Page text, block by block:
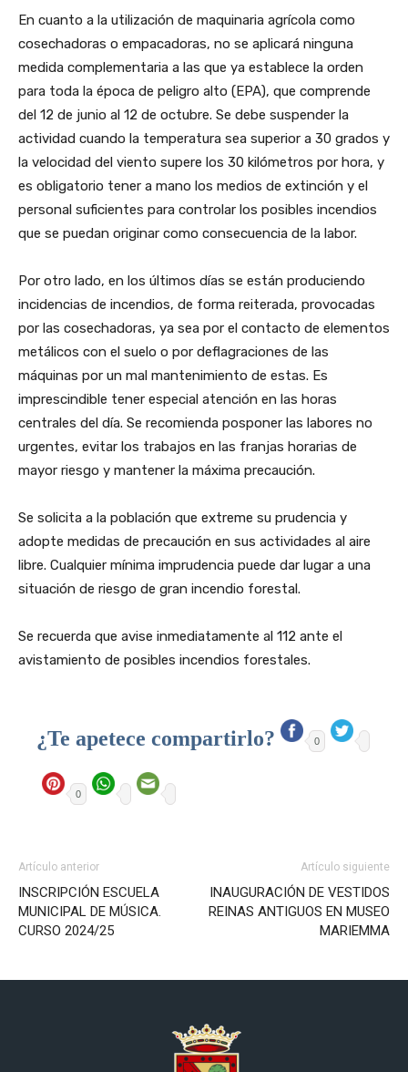
En cuanto a la utilización de maquinaria agrícola como
cosechadoras o empacadoras, no se aplicará ninguna
medida complementaria a las que ya establece la orden
para toda la época de peligro alto (EPA), que comprende
del 12 de junio al 12 de octubre. Se debe suspender la
actividad cuando la temperatura sea superior a 30 grados y
la velocidad del viento supere los 30 kilómetros por hora, y
es obligatorio tener a mano los medios de extinción y el
personal suficientes para controlar los posibles incendios
que se puedan originar como consecuencia de la labor.
Por otro lado, en los últimos días se están produciendo
incidencias de incendios, de forma reiterada, provocadas
por las cosechadoras, ya sea por el contacto de elementos
metálicos con el suelo o por deflagraciones de las
máquinas por un mal mantenimiento de estas. Es
imprescindible tener especial atención en las horas
centrales del día. Se recomienda posponer las labores no
urgentes, evitar los trabajos en las franjas horarias de
mayor riesgo y mantener la máxima precaución.
Se solicita a la población que extreme su prudencia y
adopte medidas de precaución en sus actividades al aire
libre. Cualquier mínima imprudencia puede dar lugar a una
situación de riesgo de gran incendio forestal.
Se recuerda que avise inmediatamente al 112 ante el
avistamiento de posibles incendios forestales.
¿Te apetece compartirlo? 0
0
Artículo anterior
INSCRIPCIÓN ESCUELA
MUNICIPAL DE MÚSICA.
CURSO 2024/25
Artículo siguiente
INAUGURACIÓN DE VESTIDOS
REINAS ANTIGUOS EN MUSEO
MARIEMMA